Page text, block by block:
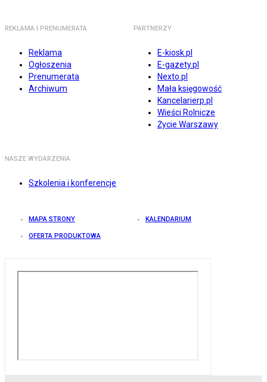
REKLAMA I PRENUMERATA
Reklama
Ogłoszenia
Prenumerata
Archiwum
PARTNERZY
E-kiosk.pl
E-gazety.pl
Nexto.pl
Mała księgowość
Kancelarierp.pl
Wieści Rolnicze
Życie Warszawy
NASZE WYDARZENIA
Szkolenia i konferencje
MAPA STRONY KALENDARIUM
OFERTA PRODUKTOWA